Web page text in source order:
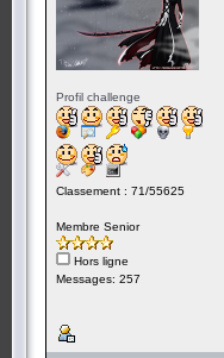
Profil challenge
Classement : 71/55625
Membre Senior
Hors ligne
Messages: 257